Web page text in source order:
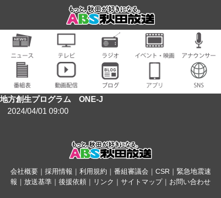
地方創生プログラム ONE-J
2024/04/01 09:00
会社概要｜ 採用情報 ｜ 利用規約 ｜ 番組審議会 ｜ CSR｜ 緊急地震速
報 ｜ 放送基準 ｜ 後援依頼 ｜ リンク ｜ サイトマップ｜ お問い合わせ